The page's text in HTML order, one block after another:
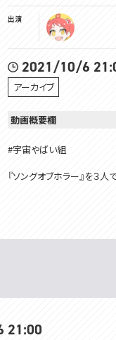
出演
2021/10/6
アーカイブ
動画概要欄
#宇宙やばい組
『ソングオブホラー』を３人
21:00